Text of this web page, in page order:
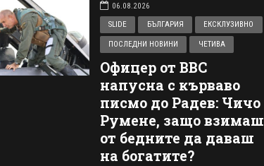
06.08.2026
SLIDE
БЪЛГАРИЯ ЕКСКЛУЗИВНО
ПОСЛЕДНИ НОВИНИ ЧЕТИВА
Офицер от ВВС
напусна с кърваво
писмо до Радев: Чичо
Румене, защо взимаш
от бедните да даваш
на богатите?